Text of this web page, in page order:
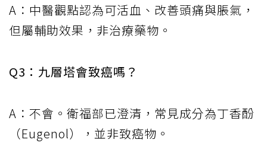
A：中醫觀點認為可活血、改善頭痛與脹氣，
但屬輔助效果，非治療藥物。
Q3：九層塔會致癌嗎？
A：不會。衛福部已澄清，常見成分為丁香酚
（Eugenol），並非致癌物。